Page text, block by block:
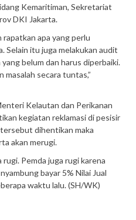
Kemaritiman, Sekretariat
DKI Jakarta.
rapatkan apa yang perlu
Selain itu juga melakukan audit
belum dan harus diperbaiki.
masalah secara tuntas,”
Kelautan dan Perikanan
kegiatan reklamasi di pesisir
dihentikan maka
akan merugi.
Pemda juga rugi karena
bayar 5% Nilai Jual
waktu lalu. (SH/WK)